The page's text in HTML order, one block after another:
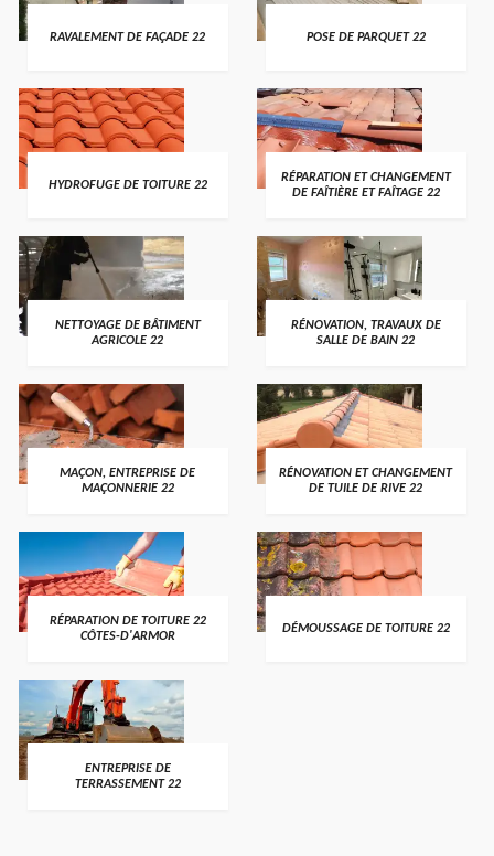
RAVALEMENT DE FAÇADE 22 POSE DE PARQUET 22
HYDROFUGE DE TOITURE 22
RÉPARATION ET CHANGEMENT
DE FAÎTIÈRE ET FAÎTAGE 22
NETTOYAGE DE BÂTIMENT
AGRICOLE 22
RÉNOVATION, TRAVAUX DE
SALLE DE BAIN 22
MAÇON, ENTREPRISE DE
MAÇONNERIE 22
RÉNOVATION ET CHANGEMENT
DE TUILE DE RIVE 22
RÉPARATION DE TOITURE 22
CÔTES-D'ARMOR
DÉMOUSSAGE DE TOITURE 22
ENTREPRISE DE
TERRASSEMENT 22